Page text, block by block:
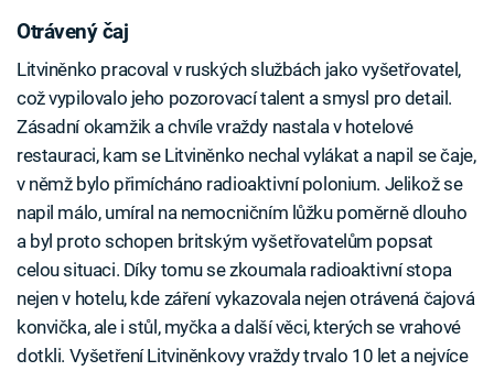
Otrávený čaj
Litviněnko pracoval v ruských službách jako vyšetřovatel,
což vypilovalo jeho pozorovací talent a smysl pro detail.
Zásadní okamžik a chvíle vraždy nastala v hotelové
restauraci, kam se Litviněnko nechal vylákat a napil se čaje,
v němž bylo přimícháno radioaktivní polonium. Jelikož se
napil málo, umíral na nemocničním lůžku poměrně dlouho
a byl proto schopen britským vyšetřovatelům popsat
celou situaci. Díky tomu se zkoumala radioaktivní stopa
nejen v hotelu, kde záření vykazovala nejen otrávená čajová
konvička, ale i stůl, myčka a další věci, kterých se vrahové
dotkli. Vyšetření Litviněnkovy vraždy trvalo 10 let a nejvíce